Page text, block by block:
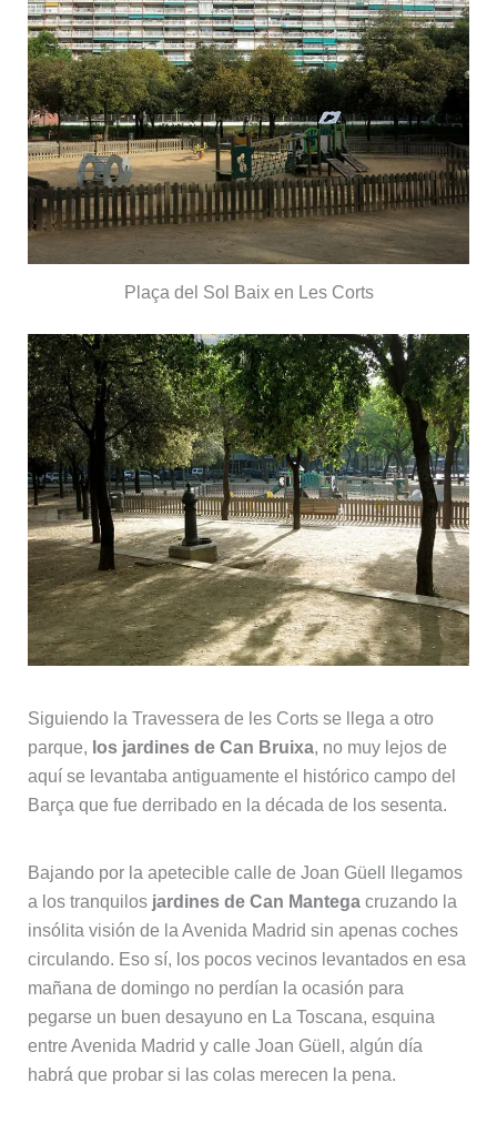
Plaça del Sol Baix en Les Corts
Siguiendo la Travessera de les Corts se llega a otro
parque, los jardines de Can Bruixa, no muy lejos de
aquí se levantaba antiguamente el histórico campo del
Barça que fue derribado en la década de los sesenta.
Bajando por la apetecible calle de Joan Güell llegamos
a los tranquilos jardines de Can Mantegacruzando la
insólita visión de la Avenida Madrid sin apenas coches
circulando. Eso sí, los pocos vecinos levantados en esa
mañana de domingo no perdían la ocasión para
pegarse un buen desayuno en La Toscana, esquina
entre Avenida Madrid y calle Joan Güell, algún día
habrá que probar si las colas merecen la pena.